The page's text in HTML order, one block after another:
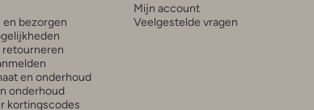
en bezorgen
retourneren
en onderhoud
onderhoud
kortingscodes
Mijn account
Veelgestelde vragen